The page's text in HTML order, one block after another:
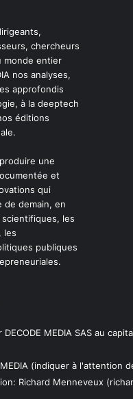
chercheurs
monde entier
nos analyses,
approfondis
à la deeptech
éditions
une
et
qui
de demain, en
scientifiques, les
les
publiques
MEDIA SAS au
MEDIA (indiquer à
Richard Menneveux